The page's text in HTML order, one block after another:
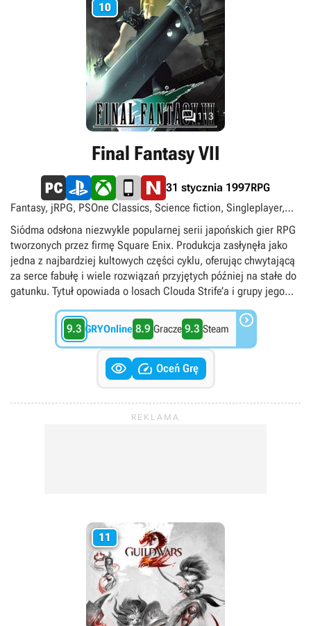
10
113
Final Fantasy VII
31 stycznia 1997RPG
Fantasy, jRPG, PSOne Classics, Science fiction, Singleplayer,
TPP, Turowe, Urban fantasy
Siódma odsłona niezwykle popularnej serii japońskich gier RPG
tworzonych przez firmę Square Enix. Produkcja zasłynęła jako
jedna z najbardziej kultowych części cyklu, oferując chwytającą
za serce fabułę i wiele rozwiązań przyjętych później na stałe do
gatunku. Tytuł opowiada o losach Clouda Strife’a i grupy jego
9.3 GRYOnline 8.9 Gracze 9.3 Steam 
  Oceń Grę
11